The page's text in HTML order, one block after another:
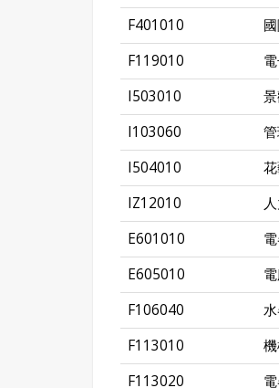
F401010
F119010
I503010
I103060
I504010
IZ12010
E601010
E605010
F106040
F113010
F113020